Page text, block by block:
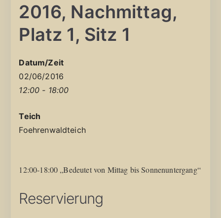
2016, Nachmittag,
Platz 1, Sitz 1
Datum/Zeit
02/06/2016
12:00 - 18:00
Teich
Foehrenwaldteich
12:00-18:00 „Bedeutet von Mittag bis Sonnenuntergang“
Reservierung